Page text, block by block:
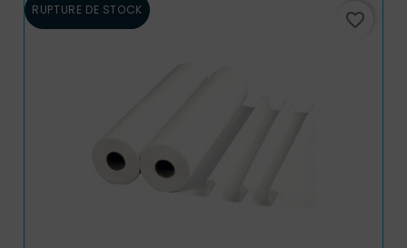
RUPTURE DE STOCK favorite_border